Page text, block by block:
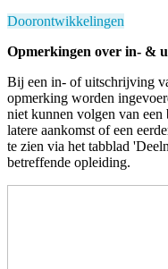
Doorontwikkelingen
Opmerkingen over in- &
Bij een in- of uitschrijving
opmerking worden
niet kunnen volgen van een
latere aankomst of een
te zien via het tabblad
betreffende opleiding.